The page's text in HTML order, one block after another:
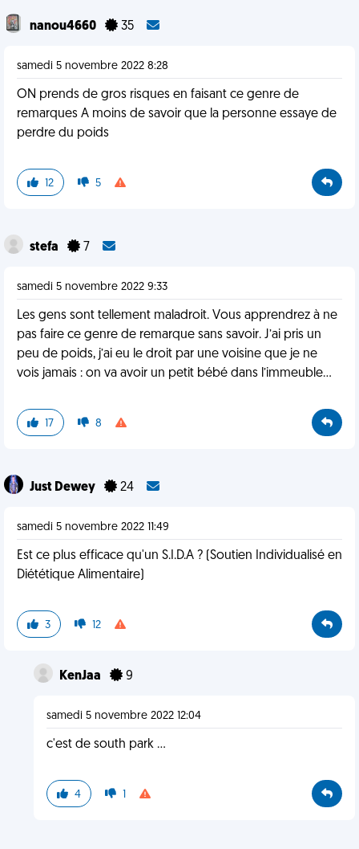
nanou4660 35
samedi 5 novembre 2022 8:28
ON prends de gros risques en faisant ce genre de
remarques A moins de savoir que la personne essaye de
perdre du poids
12 5
stefa 7
samedi 5 novembre 2022 9:33
Les gens sont tellement maladroit. Vous apprendrez à ne
pas faire ce genre de remarque sans savoir. J’ai pris un
peu de poids, j’ai eu le droit par une voisine que je ne
vois jamais : on va avoir un petit bébé dans l’immeuble…
17 8
Just Dewey 24
samedi 5 novembre 2022 11:49
Est ce plus efficace qu'un S.I.D.A ? (Soutien Individualisé en
Diététique Alimentaire)
3 12
KenJaa 9
samedi 5 novembre 2022 12:04
c'est de south park ...
4 1